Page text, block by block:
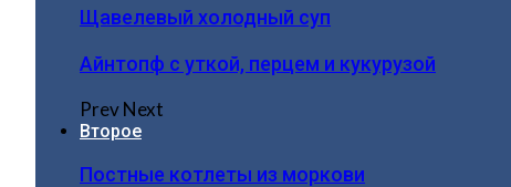
Щавелевый холодный суп
Айнтопф с уткой, перцем и кукурузой
PrevNext
Второе
Постные котлеты из моркови